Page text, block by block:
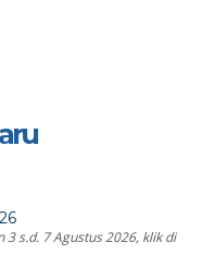
s.d. 7 Agustus 2026, klik di